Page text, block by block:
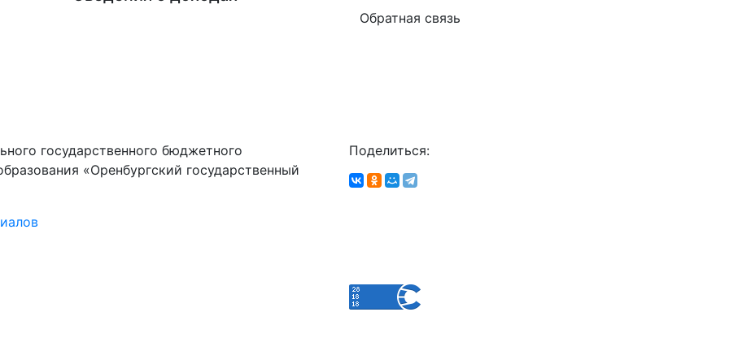
Обратная связь
государственного бюджетного
«Оренбургский государственный
Поделиться: